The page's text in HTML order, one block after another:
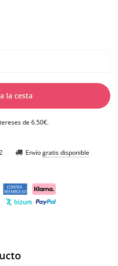
la cesta
de 6.50€.
Envíogratis disponible